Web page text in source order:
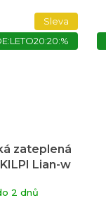
Sleva
zateplená
Lian-w
2 dnů